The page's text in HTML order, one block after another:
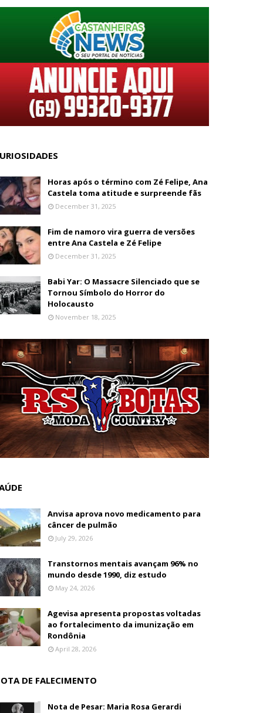
Horas após o término com Zé Felipe, Ana
Castela toma atitude e surpreende fãs
December 31, 2025
Fim de namoro vira guerra de versões
entre Ana Castela e Zé Felipe
December 31, 2025
Babi Yar: O Massacre Silenciado que se
Tornou Símbolo do Horror do
Holocausto
November 18, 2025
Anvisa aprova novo medicamento para
câncer de pulmão
July 29, 2026
Transtornos mentais avançam 96% no
mundo desde 1990, diz estudo
May 24, 2026
Agevisa apresenta propostas voltadas
ao fortalecimento da imunização em
Rondônia
April 28, 2026
DE FALECIMENTO
Nota de Pesar: Maria Rosa Gerardi